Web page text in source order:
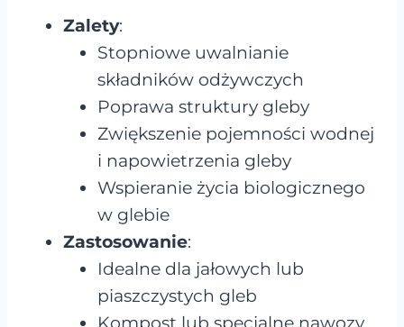
Zalety:
Stopniowe uwalnianie
składników odżywczych
Poprawa struktury gleby
Zwiększenie pojemności wodnej
i napowietrzenia gleby
Wspieranie życia biologicznego
w glebie
Zastosowanie:
Idealne dla jałowych lub
piaszczystych gleb
Kompost lub specjalne nawozy